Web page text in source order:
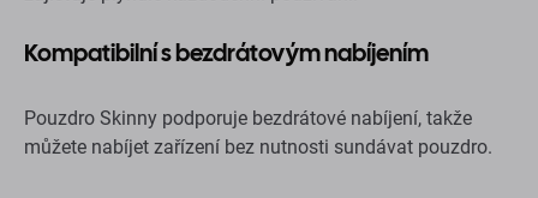
Kompatibilní s bezdrátovým nabíjením
Pouzdro Skinny podporuje bezdrátové nabíjení, takže
můžete nabíjet zařízení bez nutnosti sundávat pouzdro.